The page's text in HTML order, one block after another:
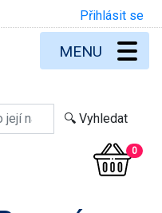
Přihlásit se
0
MENU